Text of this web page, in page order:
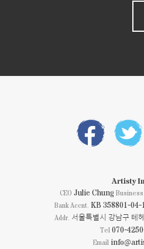
Artisty
CEO Julie Chung Business
Bank Accnt. KB 358801-04-
Addr. 서울특별시 강남구 테
Tel070-
Email